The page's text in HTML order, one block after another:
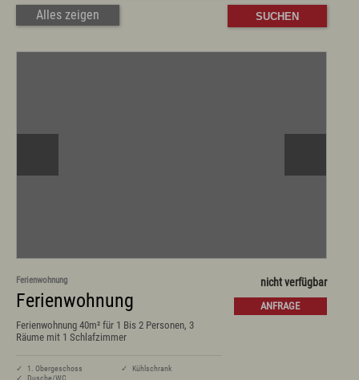
Familienferien Allgäuhaus
Fachklinik St. Marien
Infos zum Urlaub mit dem Hund
Kultur & Genuss
Kirchen und Kapellen
Wertacher Marktprodukte "vo eis dahoim"
Ortsvorstellung & Historisches
Service & Kontakt
Kontakt & Öffnungszeiten
Ortsplan
Alles zeigen
Ferienwohnung
Ferienwohnung
Ferienwohnung 40m² für 1 Bis 2 Personen, 3
Räume mit 1 Schlafzimmer
✓ 1. Obergeschoss
✓ Dusche/WC
✓ Kühlschrank
nicht verfügbar
ANFRAGE